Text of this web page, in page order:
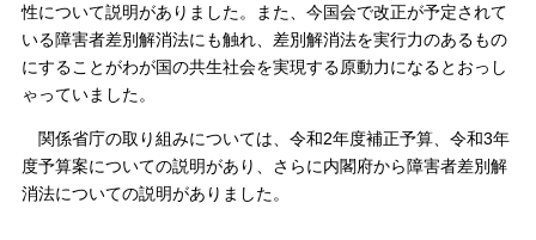
性について説明がありました。また、今国会で改正が予定されて
いる障害者差別解消法にも触れ、差別解消法を実行力のあるもの
にすることがわが国の共生社会を実現する原動力になるとおっし
ゃっていました。
関係省庁の取り組みについては、令和2年度補正予算、令和3年
度予算案についての説明があり、さらに内閣府から障害者差別解
消法についての説明がありました。